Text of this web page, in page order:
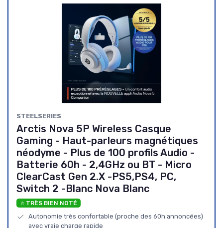
STEELSERIES
Arctis Nova 5P Wireless Casque
Gaming - Haut-parleurs magnétiques
néodyme - Plus de 100 profils Audio -
Batterie 60h - 2,4GHz ou BT - Micro
ClearCast Gen 2.X -PS5,PS4, PC,
Switch 2 -Blanc Nova Blanc
⭐ TRÈS BIEN NOTÉ
Autonomie très confortable (proche des 60h annoncées)
avec vraie charge rapide